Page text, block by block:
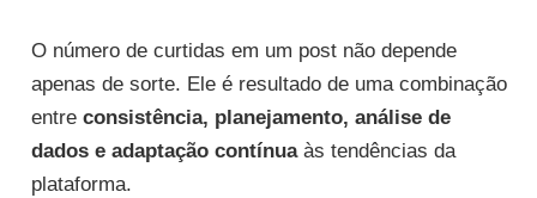
O número de curtidas em um post não depende
apenas de sorte. Ele é resultado de uma combinação
entre consistência, planejamento, análise de
dados e adaptação contínuaàs tendências da
plataforma.